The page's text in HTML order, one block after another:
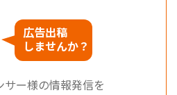
広告出稿
しませんか？
サー様の情報発信を